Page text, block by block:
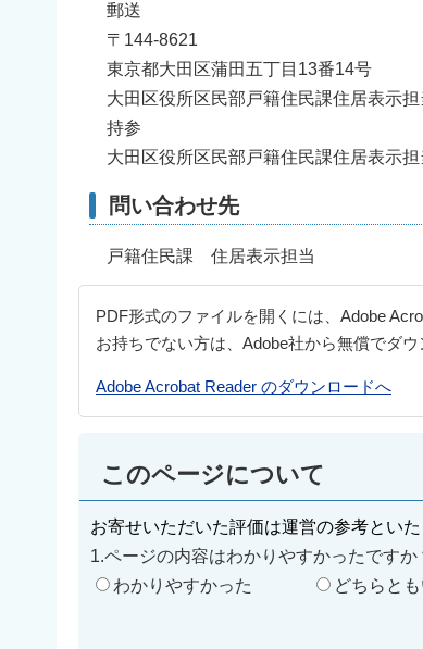
郵送
〒144-8621
東京都大田区蒲田五丁目13番14号
大田区役所区民部戸籍住民課住居表示担
持参
大田区役所区民部戸籍住民課住居表示担
問い合わせ先
戸籍住民課 住居表示担当
PDF形式のファイルを開くには、Adobe
お持ちでない方は、Adobe社から無償でダウ
Adobe Acrobat Reader のダウンロードへ
このページについて
お寄せいただいた評価は運営の参考といた
1.ページの内容はわかりやすかったですか
わかりやすかった
どちらと